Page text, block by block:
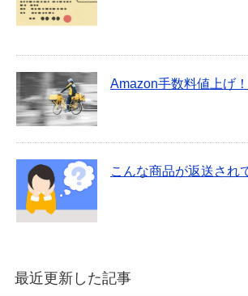
Amazon手数料値上げ！
こんな商品が返送され
最近更新した記事